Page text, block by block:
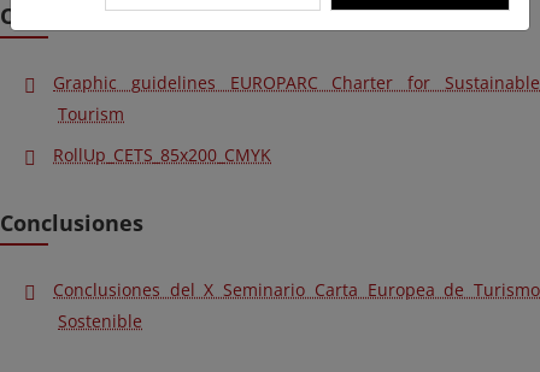
Otros documentos
Graphic guidelines EUROPARC Charter for Sustainable
Tourism
RollUp_CETS_85x200_CMYK
Conclusiones
Conclusiones del X Seminario Carta Europea de Turismo
Sostenible